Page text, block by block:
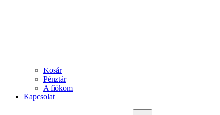
Kosár
Pénztár
A fiókom
Kapcsolat